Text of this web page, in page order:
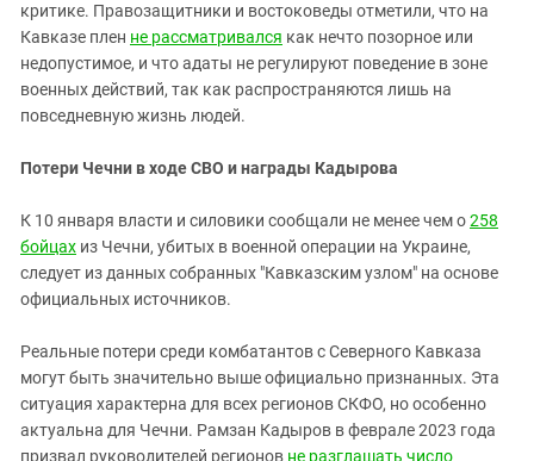
критике. Правозащитники и востоковеды отметили, что на
Кавказе плен не рассматривался как нечто позорное или
недопустимое, и что адаты не регулируют поведение в зоне
военных действий, так как распространяются лишь на
повседневную жизнь людей.
Потери Чечни в ходе СВО и награды Кадырова
К 10 января власти и силовики сообщали не менее чем о258
бойцах из Чечни, убитых в военной операции на Украине,
следует из данных собранных "Кавказским узлом" на основе
официальных источников.
Реальные потери среди комбатантов с Северного Кавказа
могут быть значительно выше официально признанных. Эта
ситуация характерна для всех регионов СКФО, но особенно
актуальна для Чечни. Рамзан Кадыров в феврале 2023 года
призвал руководителей регионов не разглашать число